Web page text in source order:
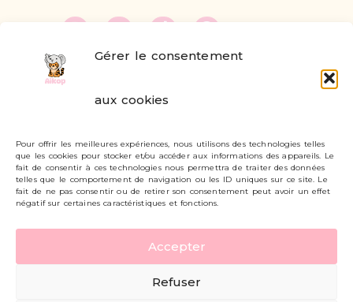
Gérer le consentement
aux cookies
Pour offrir les meilleures expériences, nous utilisons des technologies telles
que les cookies pour stocker et/ou accéder aux informations des appareils. Le
fait de consentir à ces technologies nous permettra de traiter des données
telles que le comportement de navigation ou les ID uniques sur ce site. Le
fait de ne pas consentir ou de retirer son consentement peut avoir un effet
négatif sur certaines caractéristiques et fonctions.
Accepter
Refuser
Livraisons et retours
Mon compte
Carte cadeau
Politique de confidentialité
Mentions légales - CGV